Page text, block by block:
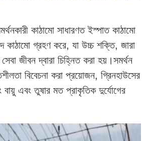
কাঠামো সাধারণত ইস্পাত কাঠামো
কাঠামো গ্রহণ করে, যা উচ্চ শক্তি, জারা
জীবন দ্বারা চিহ্নিত করা হয়।সমর্থন
বিবেচনা করা প্রয়োজন, গ্রিনহাউসের
এবং তুষার মত প্রাকৃতিক দুর্যোগের